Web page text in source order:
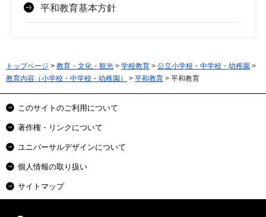
平和教育基本方針
トップページ > 教育・文化・観光 > 学校教育 > 公立小学校・中学校・幼稚園 >
教育内容（小学校・中学校・幼稚園）
> 平和教育 > 平和教育
このサイトのご利用について
著作権・リンクについて
ユニバーサルデザインについて
個人情報の取り扱い
サイトマップ